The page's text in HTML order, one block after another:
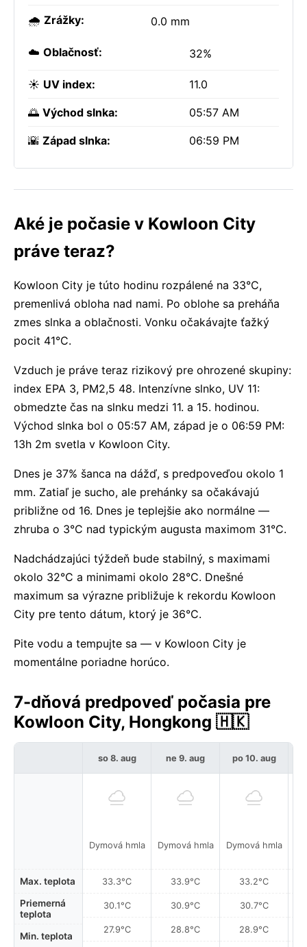
🌧️ Zrážky: 0.0 mm
☁️ Oblačnosť: 32%
☀️ UV index: 11.0
🌅 Východ slnka: 05:57 AM
🌇 Západ slnka: 06:59 PM
Aké je počasie v Kowloon City
práve teraz?
Kowloon City je túto hodinu rozpálené na 33°C,
premenlivá obloha nad nami. Po oblohe sa preháňa
zmes slnka a oblačnosti. Vonku očakávajte ťažký
pocit 41°C.
Vzduch je práve teraz rizikový pre ohrozené skupiny:
index EPA 3, PM2,5 48. Intenzívne slnko, UV 11:
obmedzte čas na slnku medzi 11. a 15. hodinou.
Východ slnka bol o 05:57 AM, západ je o 06:59 PM:
13h 2m svetla v Kowloon City.
Dnes je 37% šanca na dážď, s predpoveďou okolo 1
mm. Zatiaľ je sucho, ale prehánky sa očakávajú
približne od 16. Dnes je teplejšie ako normálne —
zhruba o 3°C nad typickým augusta maximom 31°C.
Nadchádzajúci týždeň bude stabilný, s maximami
okolo 32°C a minimami okolo 28°C. Dnešné
maximum sa výrazne približuje k rekordu Kowloon
City pre tento dátum, ktorý je 36°C.
Pite vodu a tempujte sa — v Kowloon City je
momentálne poriadne horúco.
7-dňová predpoveď počasia pre
Kowloon City, Hongkong 🇭🇰
Max. teplota
Priemerná
teplota
Min. teplota
so 8. aug
Dymová hmla
33.3°C
30.1°C
27.9°C
ne 9. aug
Dymová hmla
33.9°C
30.9°C
28.8°C
po 10. aug
Dymová hmla
33.2°C
30.7°C
28.9°C